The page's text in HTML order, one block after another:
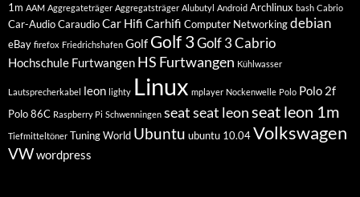
1m AAM Aggregateträger Aggregatsträger Alubutyl Android Archlinux bash Cabrio
Car-AudioCaraudioCar Hifi Carhifi Computer Networkingdebian
eBay firefox Friedrichshafen Golf Golf 3Golf 3 Cabrio
Hochschule Furtwangen HS Furtwangen Kühlwasser
Lautsprecherkabel leon lighty Linux mplayer Nockenwelle Polo Polo 2f
Polo 86C Raspberry Pi Schwenningen seatseat leonseat leon 1m
Tiefmitteltöner Tuning World Ubuntu ubuntu 10.04Volkswagen
VWwordpress